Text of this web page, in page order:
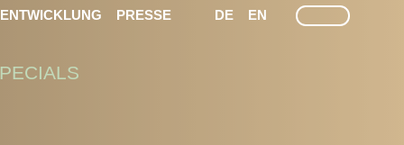
PRESSE LEICHTE SPRACHE
GEÄRDEN SPRACHEN
DE EN SUCHE